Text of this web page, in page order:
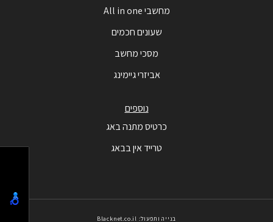
מחשבי All in one
שעונים חכמים
מסכי מחשב
אביזרי גיימינג
נוספים
כרטיס מתנה באג
טרייד אין בבאג
בנייה ותפעול: Blacknet.co.il